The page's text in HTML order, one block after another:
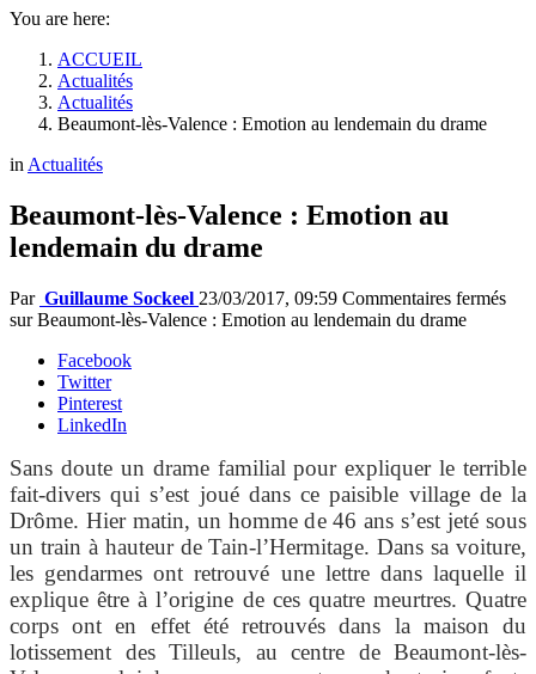
You are here:
ACCUEIL
Actualités
Actualités
Beaumont-lès-Valence : Emotion au lendemain du drame
inActualités
Beaumont-lès-Valence : Emotion au
lendemain du drame
Par Guillaume Sockeel 23/03/2017, 09:59 Commentaires fermés
sur Beaumont-lès-Valence : Emotion au lendemain du drame
Facebook
Twitter
Pinterest
LinkedIn
Sans doute un drame familial pour expliquer le terrible
fait-divers qui s’est joué dans ce paisible village de la
Drôme. Hier matin, un homme de 46 ans s’est jeté sous
un train à hauteur de Tain-l’Hermitage. Dans sa voiture,
les gendarmes ont retrouvé une lettre dans laquelle il
explique être à l’origine de ces quatre meurtres. Quatre
corps ont en effet été retrouvés dans la maison du
lotissement des Tilleuls, au centre de Beaumont-lès-